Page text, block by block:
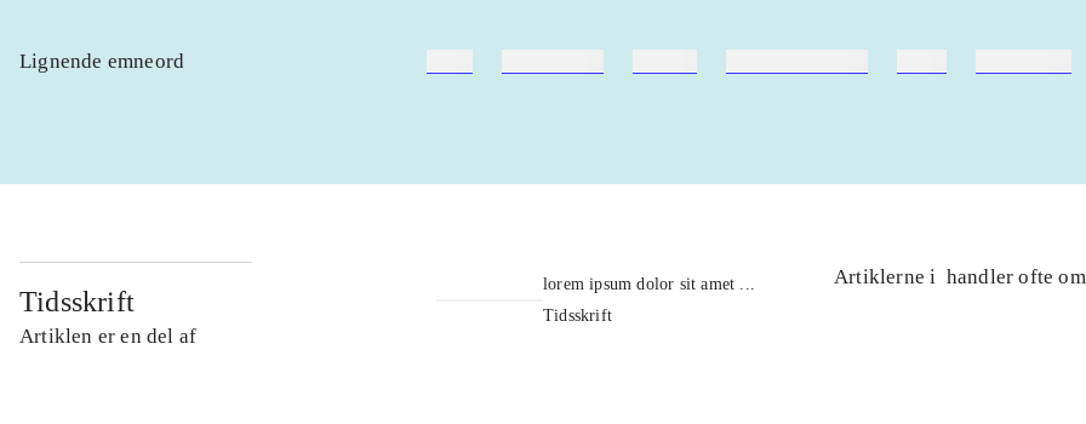
Lignende emneord
Tidsskrift
Artiklen er en del af
lorem ipsum dolor sit amet ...
Tidsskrift
Artiklerne i handler ofte om